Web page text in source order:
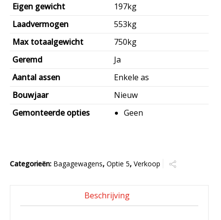
Eigen gewicht
197kg
Laadvermogen
553kg
Max totaalgewicht
750kg
Geremd
Ja
Aantal assen
Enkele as
Bouwjaar
Nieuw
Gemonteerde opties
Geen
Categorieën: Bagagewagens, Optie 5, Verkoop
Beschrijving